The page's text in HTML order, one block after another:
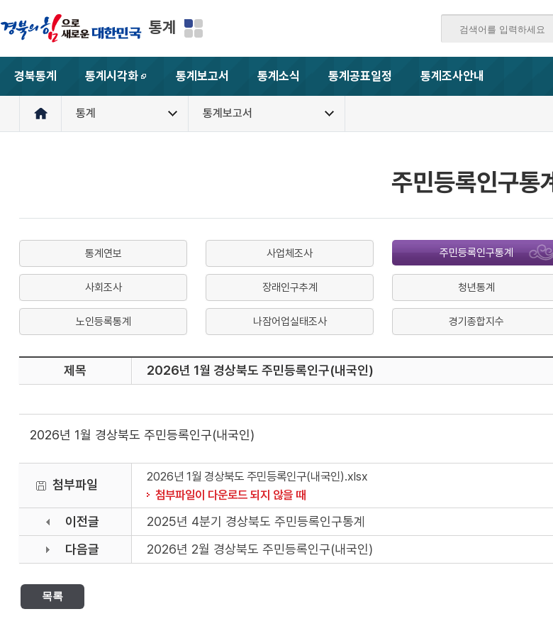
통계
경북통계
통계시각화
새창
통계보고서 통계소식 통계공표일정 통계조사안내
통계 통계보고서
주민등록인구통계
통계연보 사업체조사 주민등록인구통계
사회조사 장래인구추계 청년통계
노인등록통계 나잠어업실태조사 경기종합지수
제목
2026년 1월 경상북도 주민등록인구(내국인)
2026년 1월 경상북도 주민등록인구(내국인)
첨부파일
2026년 1월 경상북도 주민등록인구(내국인).xlsx
첨부파일이 다운로드 되지 않을 때
이전글
2025년 4분기 경상북도 주민등록인구통계
다음글
2026년 2월 경상북도 주민등록인구(내국인)
목록